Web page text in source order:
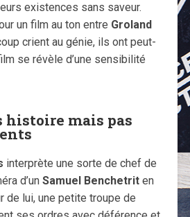
existences sans saveur.
un film au ton entre Groland
crient au génie, ils ont peut-
se révèle d’une sensibilité
histoire mais pas
interprète une sorte de chef de
d’un Samuel Benchetrit en
de lui, une petite troupe de